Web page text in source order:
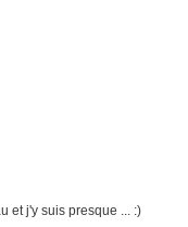
et j'y suis presque ... :)